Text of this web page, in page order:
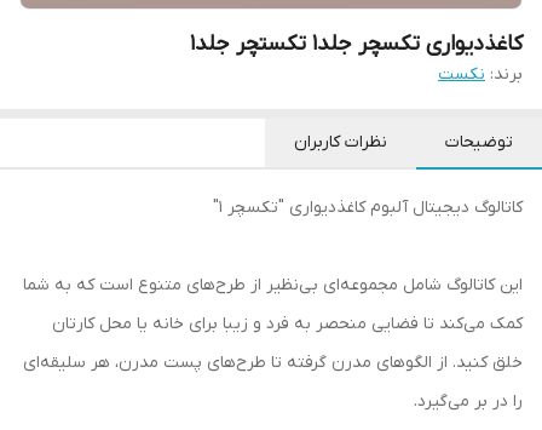
کاغذدیواری تکسچر جلد۱ تکستچر جلد۱
برند: نکست
توضیحات نظرات کاربران
کاتالوگ دیجیتال آلبوم کاغذدیواری "تکسچر ۱"
این کاتالوگ شامل مجموعه‌ای بی‌نظیر از طرح‌های متنوع است که به شما
کمک می‌کند تا فضایی منحصر به فرد و زیبا برای خانه یا محل کارتان
خلق کنید. از الگوهای مدرن گرفته تا طرح‌های پست مدرن، هر سلیقه‌ای
را در بر می‌گیرد.